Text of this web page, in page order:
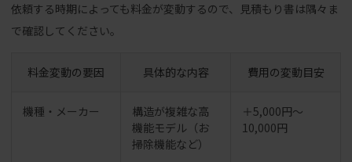
依頼する時期によっても料金が変動するので、見積もり書は隅々ま
で確認してください。
料金変動の要因 具体的な内容 費用の変動目安
機種・メーカー
構造が複雑な高
機能モデル（お
掃除機能など）
＋5,000円〜
10,000円